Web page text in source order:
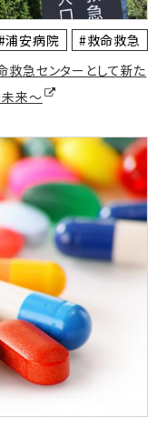
浦安病院
#救命救急
救急センターとして新た
来～